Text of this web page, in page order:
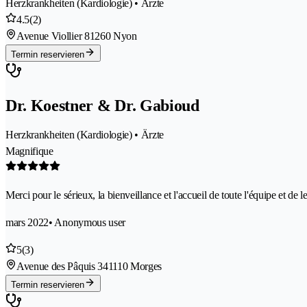
Herzkrankheiten (Kardiologie) • Ärzte
4.5(2)
Avenue Viollier 81260 Nyon
Termin reservieren
Dr. Koestner & Dr. Gabioud
Herzkrankheiten (Kardiologie) • Ärzte
Magnifique
Merci pour le sérieux, la bienveillance et l'accueil de toute l'équipe et de
mars 2022• Anonymous user
5(3)
Avenue des Pâquis 341110 Morges
Termin reservieren